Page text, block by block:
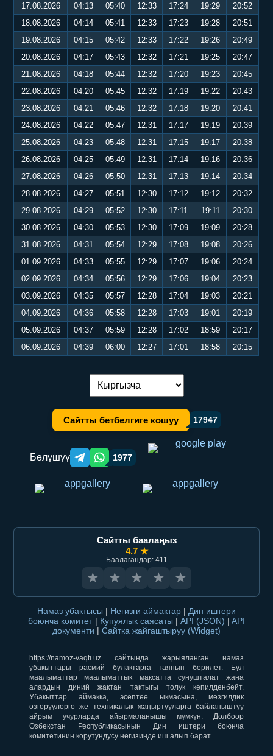
17.08.2026
04:13 05:40 12:33 17:24 19:29
20:52
18.08.2026
04:14 05:41 12:33 17:23 19:28
20:51
19.08.2026
04:15 05:42 12:33 17:22 19:26
20:49
20.08.2026
04:17 05:43 12:32 17:21 19:25
20:47
21.08.2026
04:18 05:44 12:32 17:20 19:23
20:45
22.08.2026
04:20 05:45 12:32 17:19 19:22
20:43
23.08.2026
04:21 05:46 12:32 17:18 19:20
20:41
24.08.2026
04:22 05:47 12:31 17:17 19:19
20:39
25.08.2026
04:23 05:48 12:31 17:15 19:17
20:38
26.08.2026
04:25 05:49 12:31 17:14 19:16
20:36
27.08.2026
04:26 05:50 12:31 17:13 19:14
20:34
28.08.2026
04:27 05:51 12:30 17:12 19:12
20:32
29.08.2026
04:29 05:52 12:30 17:11 19:11
20:30
30.08.2026
04:30 05:53 12:30 17:09 19:09
20:28
31.08.2026
04:31 05:54 12:29 17:08 19:08
20:26
01.09.2026
04:33 05:55 12:29 17:07 19:06
20:24
02.09.2026
04:34 05:56 12:29 17:06 19:04
20:23
03.09.2026
04:35 05:57 12:28 17:04 19:03
20:21
04.09.2026
04:36 05:58 12:28 17:03 19:01
20:19
05.09.2026
04:37 05:59 12:28 17:02 18:59
20:17
06.09.2026
04:39 06:00 12:27 17:01 18:58 20:15
Тилди алмаштыруу:
Сайтты бетбелгиге кошуу 17947
Бөлүшүү Telegram orqali ulashish
WhatsApp orqali ulashish
1977
Сайтты баалаңыз
4.7 ★
Баалагандар: 411
★ ★ ★ ★ ★
Намаз убактысы | Негизги аймактар | Дин иштери
боюнча комитет | Купуялык саясаты | API (JSON) | API
документи | Сайтка жайгаштыруу (Widget)
https://namoz-vaqti.uz сайтында жарыяланган намаз
убакыттары расмий булактарга таянып берилет. Бул
маалыматтар маалыматтык максатта сунушталат жана
алардын диний жактан тактыгы толук кепилденбейт.
Убакыттар аймакка, эсептөө ыкмасына, мезгилдик
өзгөрүүлөргө же техникалык жаңыртууларга байланыштуу
айрым учурларда айырмаланышы мүмкүн. Долбоор
Өзбекстан Республикасынын Дин иштери боюнча
комитетинин корутундусу негизинде иш алып барат.